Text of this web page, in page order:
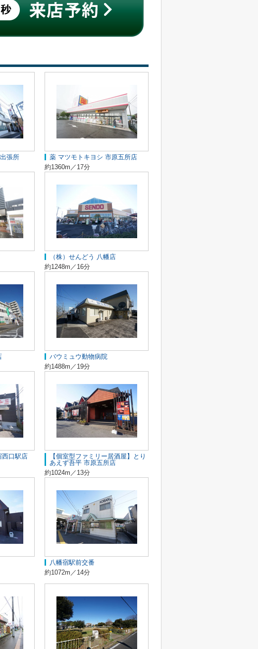
張所
薬 マツモトキヨシ 市原五所店
約1360m／17分
（株）せんどう 八幡店
約1248m／16分
バウミュウ動物病院
約1488m／19分
西口駅店
【個室型ファミリー居酒屋】とり
あえず吾平 市原五所店
約1024m／13分
八幡宿駅前交番
約1072m／14分